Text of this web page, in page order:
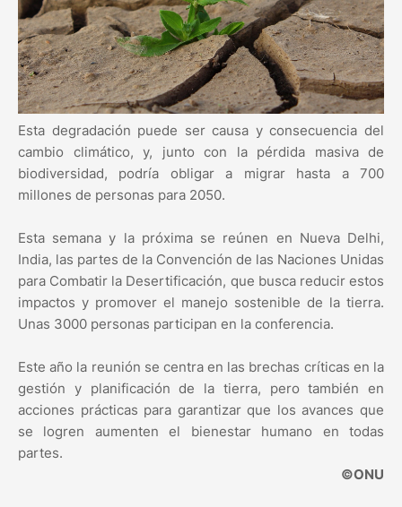
Esta degradación puede ser causa y consecuencia del
cambio climático, y, junto con la pérdida masiva de
biodiversidad, podría obligar a migrar hasta a 700
millones de personas para 2050.
Esta semana y la próxima se reúnen en Nueva Delhi,
India, las partes de la Convención de las Naciones Unidas
para Combatir la Desertificación, que busca reducir estos
impactos y promover el manejo sostenible de la tierra.
Unas 3000 personas participan en la conferencia.
Este año la reunión se centra en las brechas críticas en la
gestión y planificación de la tierra, pero también en
acciones prácticas para garantizar que los avances que
se logren aumenten el bienestar humano en todas
partes.
©ONU